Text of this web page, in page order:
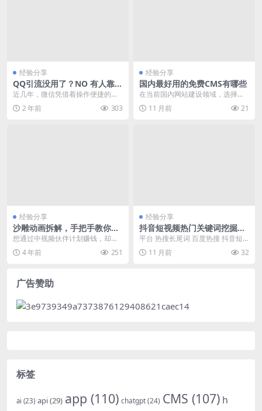
经验分享
QQ引流没用了？NO 有人靠它
一周加满一个微信号精准粉丝
近几年，微信凭借着操作便捷的优
势，吸引了庞大的用户，甚至超过
了qq。所以很多人就...
2 年前 303
经验分享
国内最好用的免费CMS有哪些
在当前国内网站建设领域，选择一
款免费且功能强大的CMS（内容管
理系统）对于许多个...
11 月前 21
经验分享
沙雕动画拆解，手把手教你实
操变现
想通过中视频伙伴计划赚钱，却不
会做内容怎么办?今天大力就教你一
个非常热门的内容制...
4 年前 251
经验分享
抖音短视频热门关键词挖掘方
法
平台 热搜长尾词 百度热搜 抖音短
视频热门关键词挖掘方法 谷歌热搜
如何挖掘抖音...
11 月前 32
广告赞助
标签
ai (23) api(29) app (110) chatgpt(24) CMS (107) h